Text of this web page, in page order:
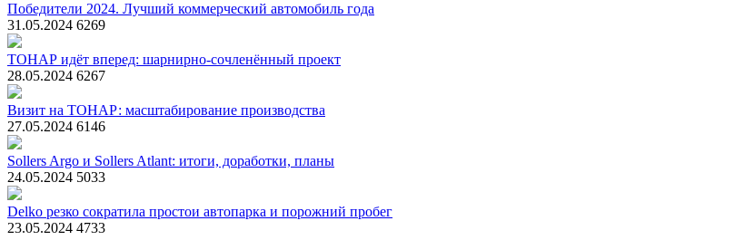
Победители 2024. Лучший коммерческий автомобиль года
31.05.2024 6269
ТОНАР идёт вперед: шарнирно-сочленённый проект
28.05.2024 6267
Визит на ТОНАР: масштабирование производства
27.05.2024 6146
Sollers Argo и Sollers Atlant: итоги, доработки, планы
24.05.2024 5033
Delko резко сократила простои автопарка и порожний пробег
23.05.2024 4733